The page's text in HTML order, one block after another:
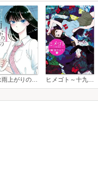
恋は雨上がりのように ヒメゴト～十九歳の制服～